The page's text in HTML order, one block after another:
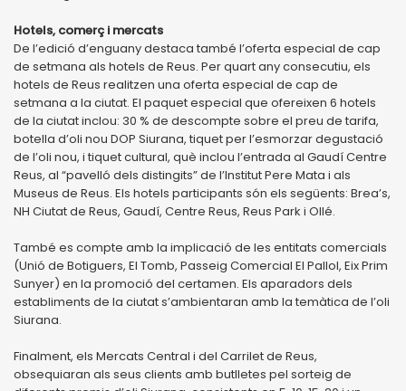
Hotels, comerç i mercats
De l’edició d’enguany destaca també l’oferta especial de cap
de setmana als hotels de Reus. Per quart any consecutiu, els
hotels de Reus realitzen una oferta especial de cap de
setmana a la ciutat. El paquet especial que ofereixen 6 hotels
de la ciutat inclou: 30 % de descompte sobre el preu de tarifa,
botella d’oli nou DOP Siurana, tiquet per l’esmorzar degustació
de l’oli nou, i tiquet cultural, què inclou l’entrada al Gaudí Centre
Reus, al “pavelló dels distingits” de l’Institut Pere Mata i als
Museus de Reus. Els hotels participants són els següents: Brea’s,
NH Ciutat de Reus, Gaudí, Centre Reus, Reus Park i Ollé.
També es compte amb la implicació de les entitats comercials
(Unió de Botiguers, El Tomb, Passeig Comercial El Pallol, Eix Prim
Sunyer) en la promoció del certamen. Els aparadors dels
establiments de la ciutat s’ambientaran amb la temàtica de l’oli
Siurana.
Finalment, els Mercats Central i del Carrilet de Reus,
obsequiaran als seus clients amb butlletes pel sorteig de